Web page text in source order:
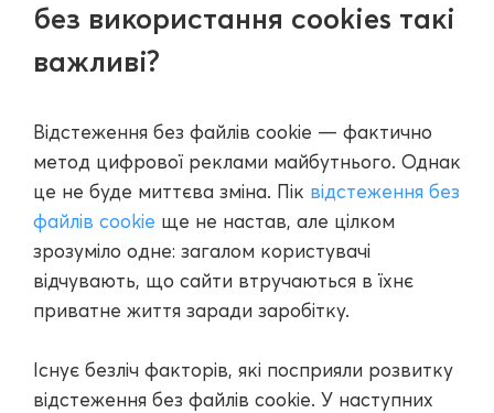
без використання cookies такі
важливі?
Відстеження без файлів cookie — фактично
метод цифрової реклами майбутнього. Однак
це не буде миттєва зміна. Пік відстеження без
файлів cookie ще не настав, але цілком
зрозуміло одне: загалом користувачі
відчувають, що сайти втручаються в їхнє
приватне життя заради заробітку.
Існує безліч факторів, які посприяли розвитку
відстеження без файлів cookie. У наступних